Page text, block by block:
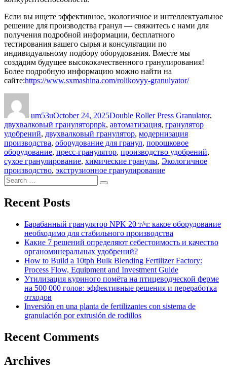
Если вы ищете эффективное, экологичное и интеллектуальное
решение для производства гранул — свяжитесь с нами для
получения подробной информации, бесплатного
тестирования вашего сырья и консультации по
индивидуальному подбору оборудования. Вместе мы
создадим будущее высококачественного гранулирования!
Более подробную информацию можно найти на
сайте:https://www.sxmashina.com/rolikovyy-granulyator/
um53uOctober 24, 2025Double Roller Press Granulator,
двухвалковый грануляторTags
npk, автоматизация, гранулятор
удобрений, двухвалковый гранулятор, модернизация
производства, оборудование для гранул, порошковое
оборудование, пресс-гранулятор, производство удобрений,
сухое гранулирование, химические гранулы, Экологичное
производство, экструзионное гранулирование
Search
for:
Search
Recent Posts
Барабанный гранулятор NPK 20 т/ч: какое оборудование
необходимо для стабильного производства
Какие 7 решений определяют себестоимость и качество
органоминеральных удобрений?
How to Build a 10tph Bulk Blending Fertilizer Factory:
Process Flow, Equipment and Investment Guide
Утилизация куриного помёта на птицеводческой ферме
на 500 000 голов: эффективные решения и переработка
отходов
Inversión en una planta de fertilizantes con sistema de
granulación por extrusión de rodillos
Recent Comments
Archives